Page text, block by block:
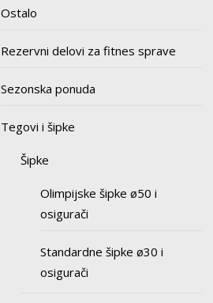
Ostalo
Rezervni delovi za fitnes sprave
Sezonska ponuda
Tegovi i šipke
Šipke
Olimpijske šipke ø50 i
osigurači
Standardne šipke ø30 i
osigurači